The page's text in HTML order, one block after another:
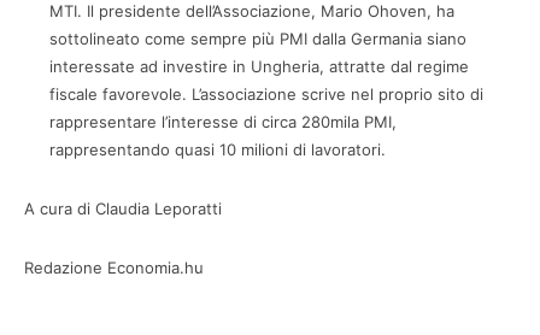
MTI. Il presidente dell’Associazione, Mario Ohoven, ha
sottolineato come sempre più PMI dalla Germania siano
interessate ad investire in Ungheria, attratte dal regime
fiscale favorevole. L’associazione scrive nel proprio sito di
rappresentare l’interesse di circa 280mila PMI,
rappresentando quasi 10 milioni di lavoratori.
A cura di Claudia Leporatti
Redazione Economia.hu